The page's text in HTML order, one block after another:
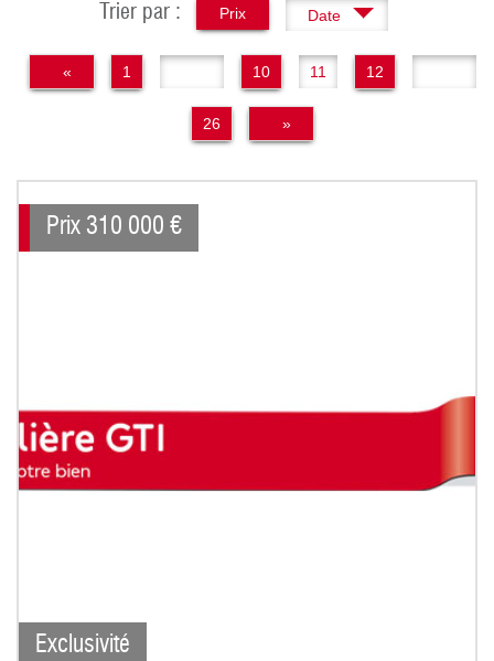
Trier par : Prix Date
« 1 10 11 12
26 »
Exclusivité
Prix 310 000 €